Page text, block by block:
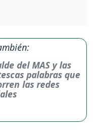
del MAS y las
palabras que
las redes